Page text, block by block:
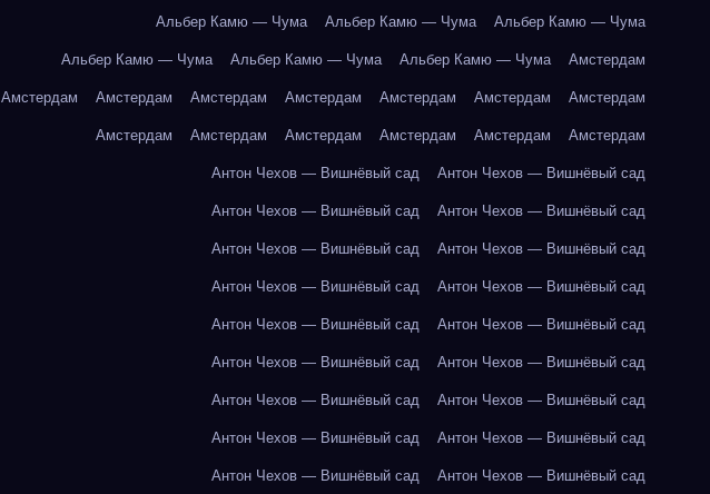
Альбер Камю — Чума Альбер Камю — Чума Альбер Камю — Чума
Альбер Камю — Чума Альбер Камю — Чума Альбер Камю — Чума Амстердам
Амстердам Амстердам Амстердам Амстердам Амстердам Амстердам Амстердам
Амстердам Амстердам Амстердам Амстердам Амстердам Амстердам
Антон Чехов — Вишнёвый сад Антон Чехов — Вишнёвый сад
Антон Чехов — Вишнёвый сад Антон Чехов — Вишнёвый сад
Антон Чехов — Вишнёвый сад Антон Чехов — Вишнёвый сад
Антон Чехов — Вишнёвый сад Антон Чехов — Вишнёвый сад
Антон Чехов — Вишнёвый сад Антон Чехов — Вишнёвый сад
Антон Чехов — Вишнёвый сад Антон Чехов — Вишнёвый сад
Антон Чехов — Вишнёвый сад Антон Чехов — Вишнёвый сад
Антон Чехов — Вишнёвый сад Антон Чехов — Вишнёвый сад
Антон Чехов — Вишнёвый сад Антон Чехов — Вишнёвый сад